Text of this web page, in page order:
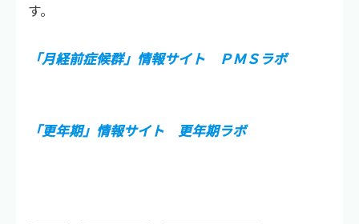
す。
「月経前症候群」情報サイト　ＰＭＳラボ
「更年期」情報サイト　更年期ラボ